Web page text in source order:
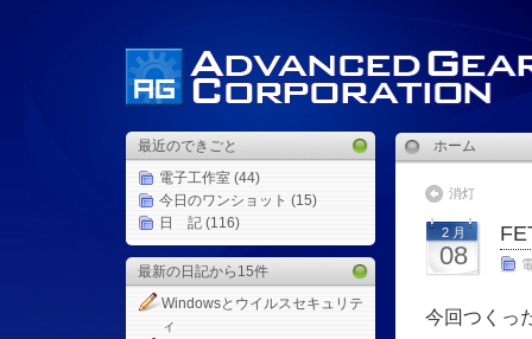
最近のできごと
電子工作室 (44)
今日のワンショット (15)
日 記 (116)
最新の日記から15件
Windowsとウイルスセキュリテ
ィ
ホーム
消灯
2 月
08
今回つくっ